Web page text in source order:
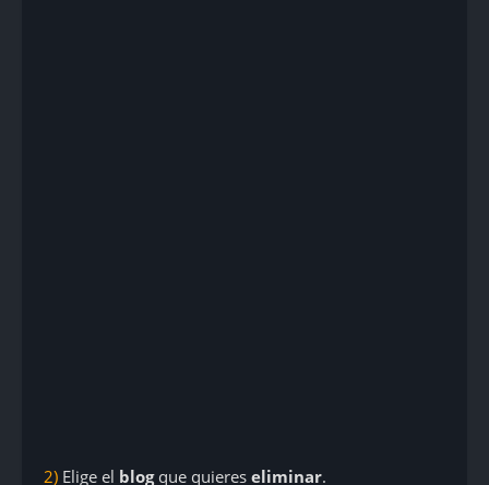
2) Elige el blog que quieres eliminar.